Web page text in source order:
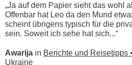
„Ja auf dem Papier sieht das wohl
Offenbar hat Leo da den Mund
scheint übrigens typisch für die
sein. Soweit ich sehe hat sich...“
Awarija in Berichte und Reisetipps
Ukraine